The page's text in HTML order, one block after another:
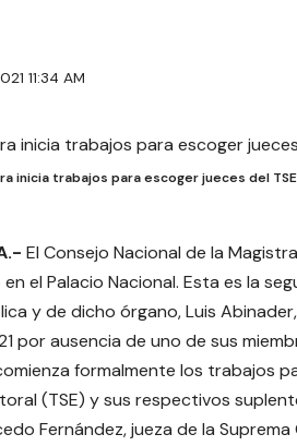
11:34 AM
inicia trabajos para escoger jueces del TSE
El Consejo Nacional de la
el Palacio Nacional. Esta es la
y de dicho órgano, Luis
por ausencia de uno de sus
formalmente los trabajos
(TSE) y sus respectivos
Fernández, jueza de la